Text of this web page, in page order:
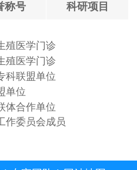
称号 科研项目
殖医学门诊
殖医学门诊
科联盟单位
单位
体合作单位
作委员会成员